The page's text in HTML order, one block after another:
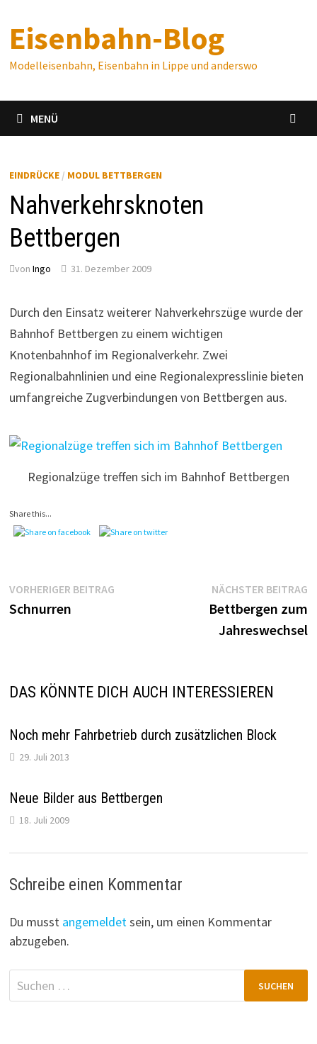
Inhalt
springen
Eisenbahn-Blog
Modelleisenbahn, Eisenbahn in Lippe und anderswo
MENÜ
EINDRÜCKE/ MODUL BETTBERGEN
Nahverkehrsknoten
Bettbergen
von Ingo 31. Dezember 2009
Durch den Einsatz weiterer Nahverkehrszüge wurde der
Bahnhof Bettbergen zu einem wichtigen
Knotenbahnhof im Regionalverkehr. Zwei
Regionalbahnlinien und eine Regionalexpresslinie bieten
umfangreiche Zugverbindungen von Bettbergen aus.
Regionalzüge treffen sich im Bahnhof Bettbergen
Share this...
Beitragsnavigation
VORHERIGER BEITRAGVorheriger
Schnurren
NÄCHSTER BEITRAG
Bettbergen zum
Jahreswechsel
DAS KÖNNTE DICH AUCH INTERESSIEREN
Noch mehr Fahrbetrieb durch zusätzlichen Block
29. Juli 2013
Neue Bilder aus Bettbergen
18. Juli 2009
Schreibe einen Kommentar
Du musst angemeldetsein, um einen Kommentar
abzugeben.
Suchen
nach: